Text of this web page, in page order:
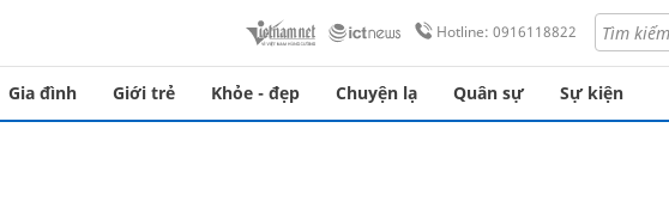
Hotline: 0916118822
Gia đình Giới trẻ Khỏe - đẹp Chuyện lạ Quân sự Sự kiện